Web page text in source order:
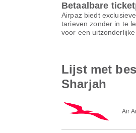
Betaalbare
Airpaz biedt
tarieven zonder in te
voor een
Lijst met
Sharjah
Air